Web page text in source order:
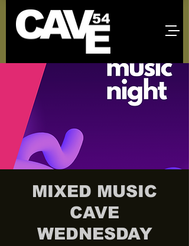
MIXED MUSIC
CAVE
WEDNESDAY